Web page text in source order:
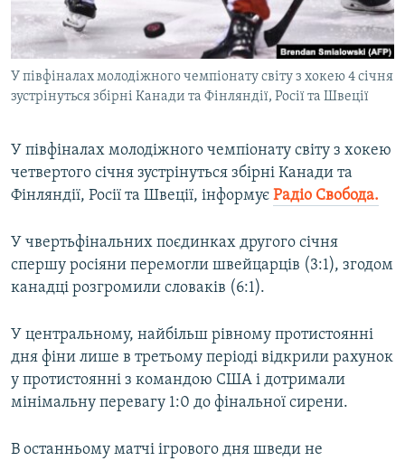
ВІДЕОУРОКИ «ELIFBE»
СВІДЧЕННЯ ОКУПАЦІЇ
УКРАЇНСЬКА ПРОБЛЕМА КРИМУ
Русский
Qırımtatar
Усі сайти RFE/RL
У півфіналах молодіжного чемпіонату світу з хокею 4 січня
зустрінуться збірні Канади та Фінляндії, Росії та Швеції
У півфіналах молодіжного чемпіонату світу з хокею
четвертого січня зустрінуться збірні Канади та
Фінляндії, Росії та Швеції, інформує Радіо Свобода.
У чвертьфінальних поєдинках другого січня
спершу росіяни перемогли швейцарців (3:1), згодом
канадці розгромили словаків (6:1).
У центральному, найбільш рівному протистоянні
дня фіни лише в третьому періоді відкрили рахунок
у протистоянні з командою США і дотримали
мінімальну перевагу 1:0 до фінальної сирени.
В останньому матчі ігрового дня шведи не